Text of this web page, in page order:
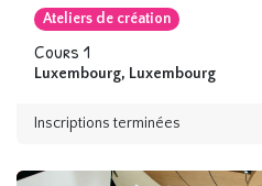
Ateliers de création
Cours 1
Luxembourg, Luxembourg
Inscriptions terminées